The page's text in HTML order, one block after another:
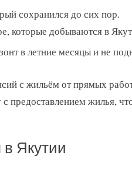
сохранился до сих пор.
которые добываются в
в летние месяцы и не
с жильём от прямых
предоставлением жилья,
Якутии